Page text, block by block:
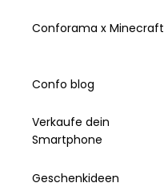
Conforama x Minecraft
Confo blog
Verkaufe dein
Smartphone
Geschenkideen